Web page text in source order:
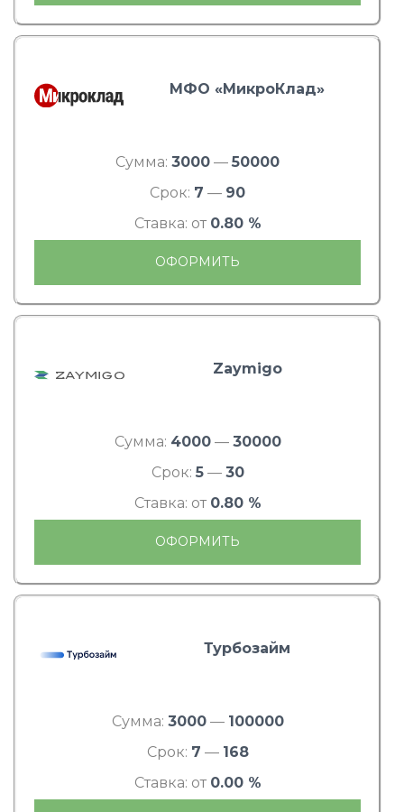
МФО «МикроКлад»
Сумма: 3000 — 50000
Срок: 7 — 90
Ставка: от 0.80 %
ОФОРМИТЬ
Zaymigo
Сумма: 4000— 30000
Срок: 5— 30
Ставка: от 0.80 %
ОФОРМИТЬ
Турбозайм
Сумма: 3000— 100000
Срок: 7 — 168
Ставка: от 0.00 %